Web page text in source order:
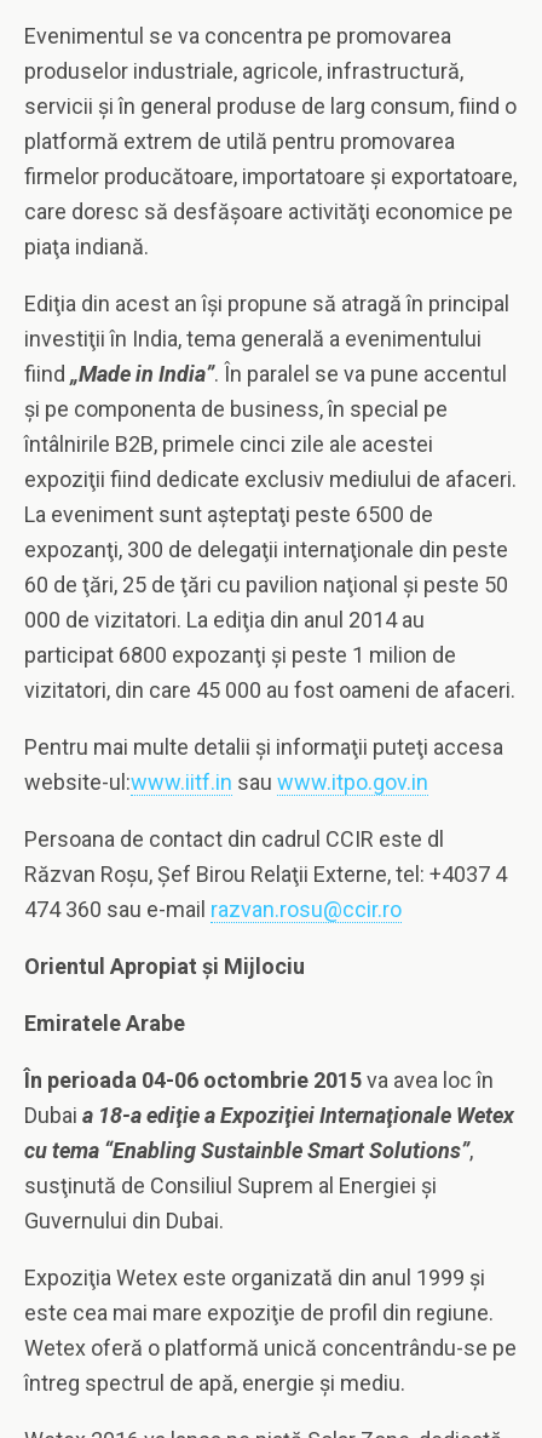
Evenimentul se va concentra pe promovarea
produselor industriale, agricole, infrastructură,
servicii şi în general produse de larg consum, fiind o
platformă extrem de utilă pentru promovarea
firmelor producătoare, importatoare şi exportatoare,
care doresc să desfăşoare activităţi economice pe
piaţa indiană.
Ediţia din acest an îşi propune să atragă în principal
investiţii în India, tema generală a evenimentului
fiind „Made in India”. În paralel se va pune accentul
şi pe componenta de business, în special pe
întâlnirile B2B, primele cinci zile ale acestei
expoziţii fiind dedicate exclusiv mediului de afaceri.
La eveniment sunt aşteptaţi peste 6500 de
expozanţi, 300 de delegaţii internaţionale din peste
60 de ţări, 25 de ţări cu pavilion naţional şi peste 50
000 de vizitatori. La ediţia din anul 2014 au
participat 6800 expozanţi şi peste 1 milion de
vizitatori, din care 45 000 au fost oameni de afaceri.
Pentru mai multe detalii şi informaţii puteţi accesa
website-ul:www.iitf.in sau www.itpo.gov.in
Persoana de contact din cadrul CCIR este dl
Răzvan Roşu, Şef Birou Relaţii Externe, tel: +4037 4
474 360 sau e-mail razvan.rosu@ccir.ro
Orientul Apropiat şi Mijlociu
Emiratele Arabe
În perioada 04-06 octombrie 2015va avea loc în
Dubai a 18-a ediţie a ExpoziţieiInternaţionale Wetex
cu tema “Enabling Sustainble Smart Solutions”,
susţinută de Consiliul Suprem al Energiei şi
Guvernului din Dubai.
Expoziţia Wetex este organizată din anul 1999 şi
este cea mai mare expoziţie de profil din regiune.
Wetex oferă o platformă unică concentrându-se pe
întreg spectrul de apă, energie şi mediu.